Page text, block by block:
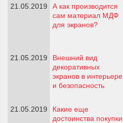
21.05.2019
А как производится
сам материал МДФ
для экранов?
21.05.2019
Внешний вид
декоративных
экранов в интерьере
и безопасность
21.05.2019
Какие еще
достоинства покупки